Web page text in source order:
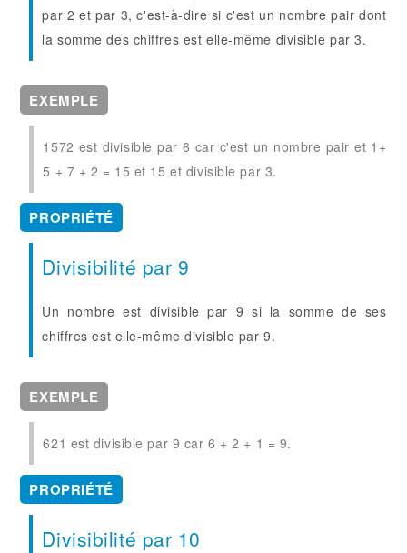
par 2 et par 3, c'est-à-dire si c'est un nombre pair dont
la somme des chiffres est elle-même divisible par 3.
EXEMPLE
1572 est divisible par 6 car c'est un nombre pair et 1+
5 + 7 + 2 = 15 et 15 et divisible par 3.
PROPRIÉTÉ
Divisibilité par 9
Un nombre est divisible par 9 si la somme de ses
chiffres est elle-même divisible par 9.
EXEMPLE
621 est divisible par 9 car 6 + 2 + 1 = 9.
PROPRIÉTÉ
Divisibilité par 10